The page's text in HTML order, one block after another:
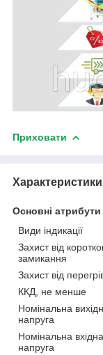
Приховати
Характеристики
Основні атрибути
Види індикації
Захист від
замикання
Захист від
ККД, не менше
Номінальна
напруга
Номінальна вхідна
напруга